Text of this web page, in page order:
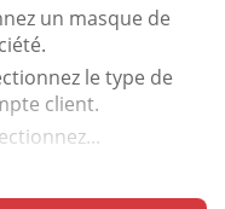
un masque de
le type de
client.